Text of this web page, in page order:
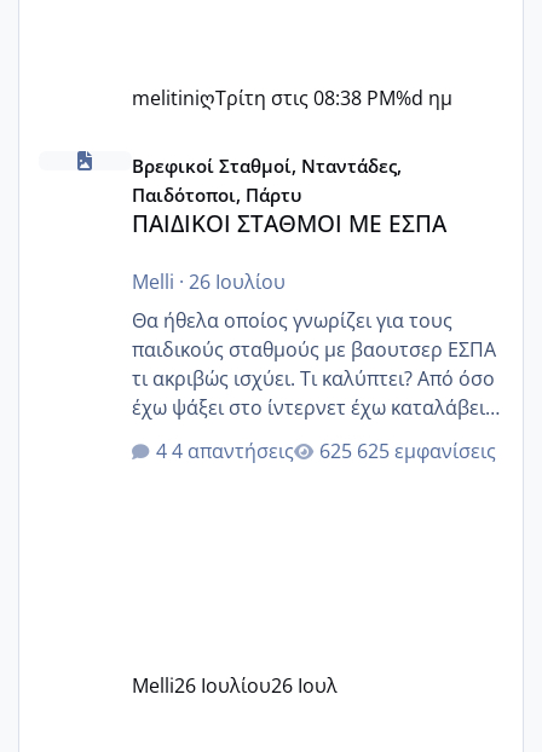
melitiniღΤρίτη στις 08:38 PM%d ημ
ΠΑΙΔΙΚΟΙ ΣΤΑΘΜΟΙ ΜΕ ΕΣΠΑ
Βρεφικοί Σταθμοί, Νταντάδες,
Παιδότοποι, Πάρτυ
ΠΑΙΔΙΚΟΙ ΣΤΑΘΜΟΙ ΜΕ ΕΣΠΑ
Melli · 26 Ιουλίου
Θα ήθελα οποίος γνωρίζει για τους
παιδικούς σταθμούς με βαουτσερ ΕΣΠΑ
τι ακριβώς ισχύει. Τι καλύπτει? Από όσο
έχω ψάξει στο ίντερνετ έχω καταλάβει
ότι το βαουτσερ καλύπτει όλα τα
δίδακτρα και τα τροφεια του ιδιωτικού
Εγώ πήγα σε έναν ιδιωτικό παιδικό στ
4 απαντήσεις 625 εμφανίσεις
Melli26 Ιουλίου26 Ιουλ